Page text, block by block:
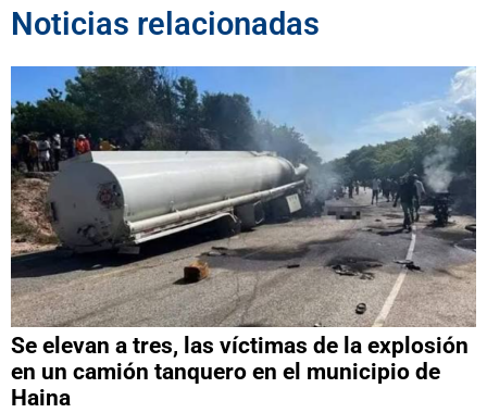
Noticias relacionadas
Se elevan a tres, las víctimas de la explosión
en un camión tanquero en el municipio de
Haina